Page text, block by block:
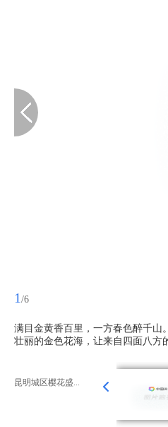
1 /6
满目金黄香百里，一方春色醉千山
壮丽的金色花海，让来自四面八方
昆明城区樱花盛...